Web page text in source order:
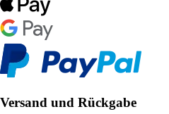
Versand und Rückgabe